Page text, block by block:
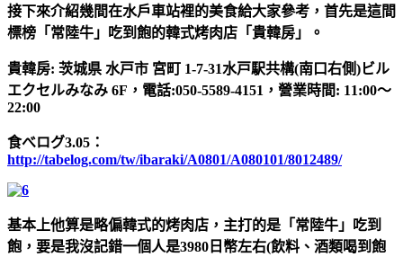
接下來介紹幾間在水戶車站裡的美食給大家參考，首先是這間
標榜「常陸牛」吃到飽的韓式烤肉店「貴韓房」。
貴韓房: 茨城県 水戸市 宮町 1-7-31水戸駅共構(南口右側)ビル
エクセルみなみ 6F，電話:050-5589-4151，營業時間: 11:00～
22:00
食べログ3.05：
http://tabelog.com/tw/ibaraki/A0801/A080101/8012489/
基本上他算是略偏韓式的烤肉店，主打的是「常陸牛」吃到
飽，要是我沒記錯一個人是3980日幣左右(飲料、酒類喝到飽